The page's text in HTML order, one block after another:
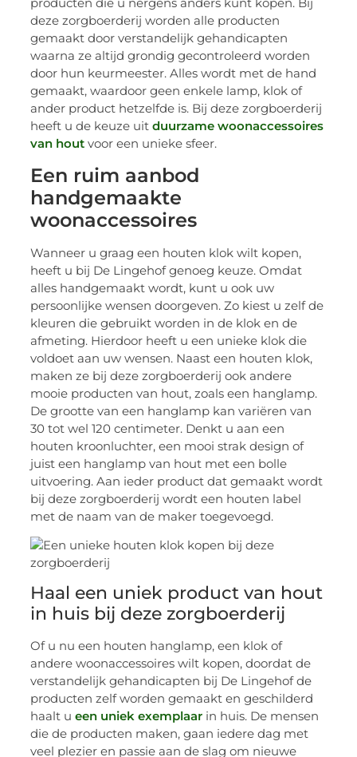
deze zorgboerderij worden alle producten
gemaakt door verstandelijk gehandicapten
waarna ze altijd grondig gecontroleerd worden
door hun keurmeester. Alles wordt met de hand
gemaakt, waardoor geen enkele lamp, klok of
ander product hetzelfde is. Bij deze zorgboerderij
heeft u de keuze uitduurzame woonaccessoires
van hout voor een unieke sfeer.
Een ruim aanbod
handgemaakte
woonaccessoires
Wanneer u graag een houten klok wilt kopen,
heeft u bij De Lingehof genoeg keuze. Omdat
alles handgemaakt wordt, kunt u ook uw
persoonlijke wensen doorgeven. Zo kiest u zelf de
kleuren die gebruikt worden in de klok en de
afmeting. Hierdoor heeft u een unieke klok die
voldoet aan uw wensen. Naast een houten klok,
maken ze bij deze zorgboerderij ook andere
mooie producten van hout, zoals een hanglamp.
De grootte van een hanglamp kan variëren van
30 tot wel 120 centimeter. Denkt u aan een
houten kroonluchter, een mooi strak design of
juist een hanglamp van hout met een bolle
uitvoering. Aan ieder product dat gemaakt wordt
bij deze zorgboerderij wordt een houten label
met de naam van de maker toegevoegd.
Haal een uniek product van hout
in huis bij deze zorgboerderij
Of u nu een houten hanglamp, een klok of
andere woonaccessoires wilt kopen, doordat de
verstandelijk gehandicapten bij De Lingehof de
producten zelf worden gemaakt en geschilderd
haalt ueen uniek exemplaar in huis. De mensen
die de producten maken, gaan iedere dag met
veel plezier en passie aan de slag om nieuwe